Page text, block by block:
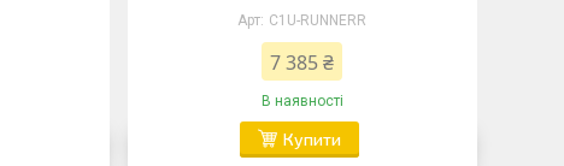
C1U-RUNNERR
7 385 ₴
В наявності
Купити